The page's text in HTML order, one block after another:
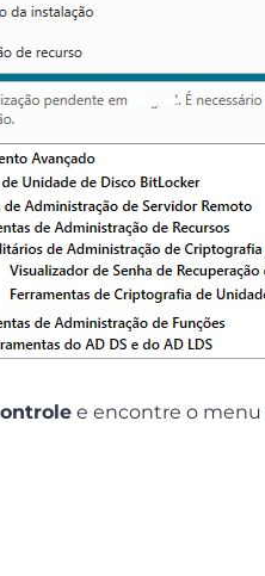
e encontre o menu